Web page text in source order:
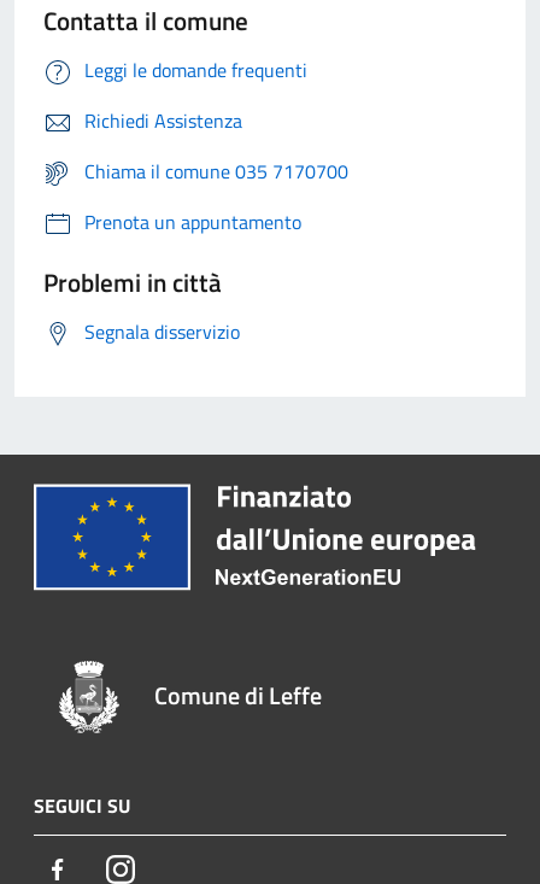
Contatta il comune
Leggi le domande frequenti
Richiedi Assistenza
Chiama il comune 035 7170700
Prenota un appuntamento
Problemi in città
Segnala disservizio
Comune di Leffe
SEGUICI SU
FacebookInstagram